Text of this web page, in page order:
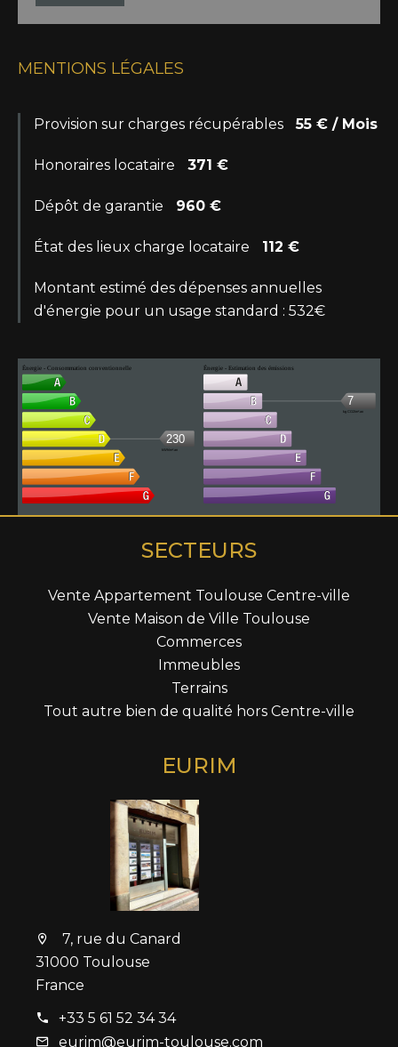
MENTIONS LÉGALES
Provision sur charges récupérables 55 € / Mois
Honoraires locataire 371 €
Dépôt de garantie 960 €
État des lieux charge locataire 112 €
Montant estimé des dépenses annuelles
d'énergie pour un usage standard : 532€
Énergie - Consommation conventionnelle
230
kWh/m².an
Énergie - Estimation des émissions
7
kg CO2/m².an
SECTEURS
Vente Appartement Toulouse Centre-ville
Vente Maison de Ville Toulouse
Commerces
Immeubles
Terrains
Tout autre bien de qualité hors Centre-ville
EURIM
7, rue du Canard
31000 Toulouse
France
+33 5 61 52 34 34
eurim@eurim-toulouse.com